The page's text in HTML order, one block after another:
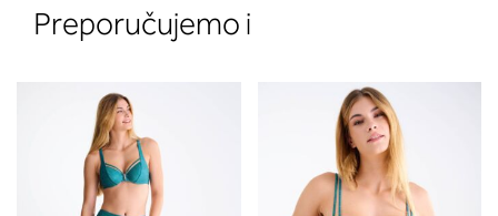
Preporučujemo ipoložite čez hrbet v višini
izreza in čez prsi, v višini bradavic
boste prebrali, katera globina
ustreza vaši meri (A, B …) – iščite v
stolpcu, ki ste ga določili s